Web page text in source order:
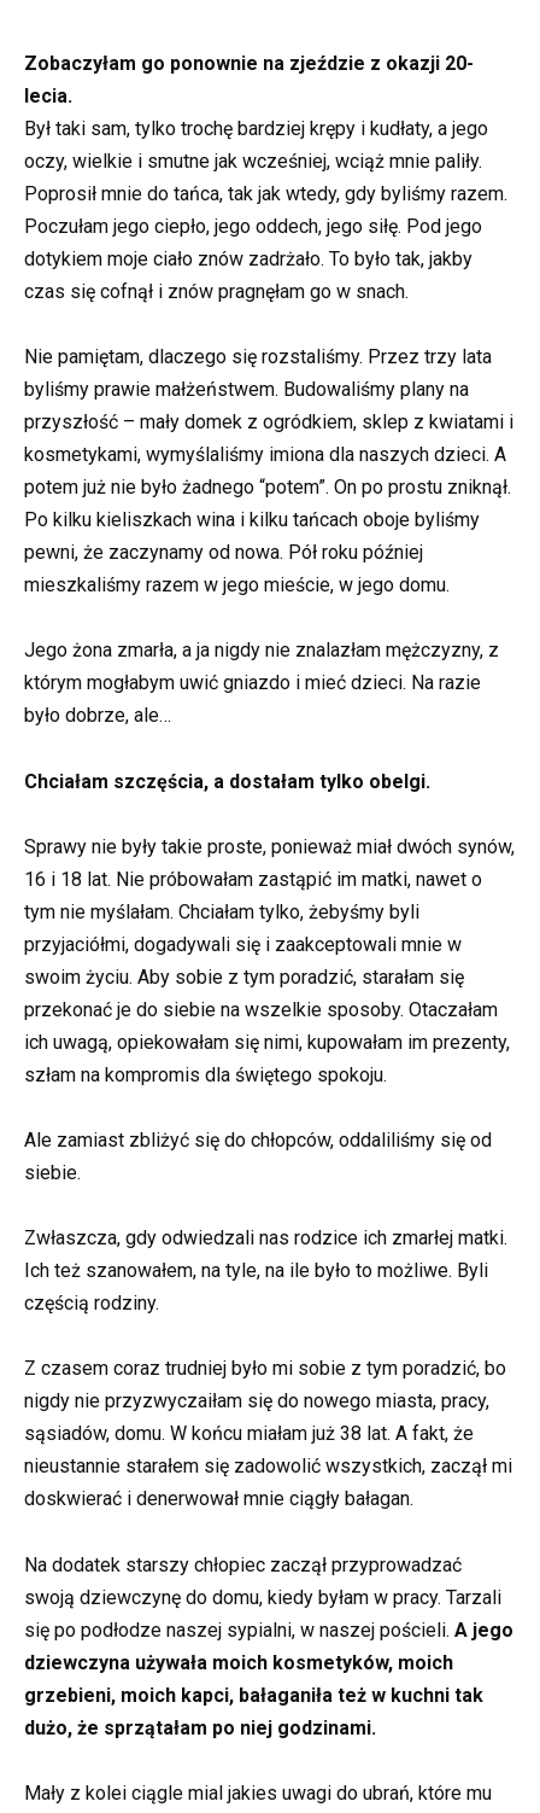
Zobaczyłam go ponownie na zjeździe z okazji 20-
lecia.
Był taki sam, tylko trochę bardziej krępy i kudłaty, a jego
oczy, wielkie i smutne jak wcześniej, wciąż mnie paliły.
Poprosił mnie do tańca, tak jak wtedy, gdy byliśmy razem.
Poczułam jego ciepło, jego oddech, jego siłę. Pod jego
dotykiem moje ciało znów zadrżało. To było tak, jakby
czas się cofnął i znów pragnęłam go w snach.
Nie pamiętam, dlaczego się rozstaliśmy. Przez trzy lata
byliśmy prawie małżeństwem. Budowaliśmy plany na
przyszłość – mały domek z ogródkiem, sklep z kwiatami i
kosmetykami, wymyślaliśmy imiona dla naszych dzieci. A
potem już nie było żadnego “potem”. On po prostu zniknął.
Po kilku kieliszkach wina i kilku tańcach oboje byliśmy
pewni, że zaczynamy od nowa. Pół roku później
mieszkaliśmy razem w jego mieście, w jego domu.
Jego żona zmarła, a ja nigdy nie znalazłam mężczyzny, z
którym mogłabym uwić gniazdo i mieć dzieci. Na razie
było dobrze, ale…
Chciałam szczęścia, a dostałam tylko obelgi.
Sprawy nie były takie proste, ponieważ miał dwóch synów,
16 i 18 lat. Nie próbowałam zastąpić im matki, nawet o
tym nie myślałam. Chciałam tylko, żebyśmy byli
przyjaciółmi, dogadywali się i zaakceptowali mnie w
swoim życiu. Aby sobie z tym poradzić, starałam się
przekonać je do siebie na wszelkie sposoby. Otaczałam
ich uwagą, opiekowałam się nimi, kupowałam im prezenty,
szłam na kompromis dla świętego spokoju.
Ale zamiast zbliżyć się do chłopców, oddaliliśmy się od
siebie.
Zwłaszcza, gdy odwiedzali nas rodzice ich zmarłej matki.
Ich też szanowałem, na tyle, na ile było to możliwe. Byli
częścią rodziny.
Z czasem coraz trudniej było mi sobie z tym poradzić, bo
nigdy nie przyzwyczaiłam się do nowego miasta, pracy,
sąsiadów, domu. W końcu miałam już 38 lat. A fakt, że
nieustannie starałem się zadowolić wszystkich, zaczął mi
doskwierać i denerwował mnie ciągły bałagan.
Na dodatek starszy chłopiec zaczął przyprowadzać
swoją dziewczynę do domu, kiedy byłam w pracy. Tarzali
się po podłodze naszej sypialni, w naszej pościeli. A jego
dziewczyna używała moich kosmetyków, moich
grzebieni, moich kapci, bałaganiła też w kuchni tak
dużo, że sprzątałam po niej godzinami.
Mały z kolei ciągle mial jakies uwagi do ubrań, które mu